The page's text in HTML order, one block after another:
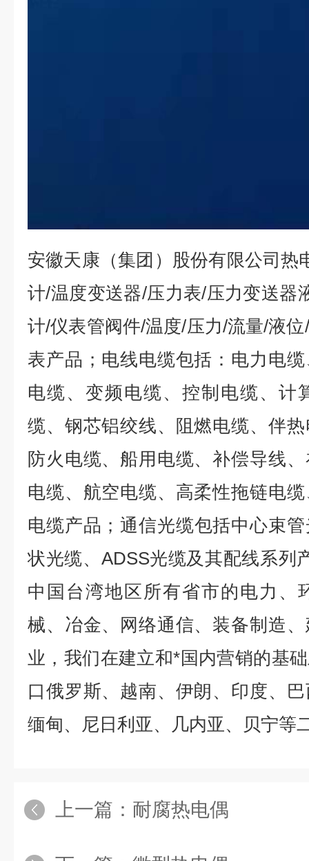
安徽天康（集团）股份有限公司热
计/温度变送器/压力表/压力变送器
计/仪表管阀件/温度/压力/流量/液
表产品；电线电缆包括：电力电
电缆、变频电缆、控制电缆、计
缆、钢芯铝绞线、阻燃电缆、伴
防火电缆、船用电缆、补偿导线
电缆、航空电缆、高柔性拖链电
电缆产品；通信光缆包括中心束
状光缆、ADSS光缆及其配线系列
中国台湾地区所有省市的电力、
械、冶金、网络通信、装备制造
业，我们在建立和*国内营销的基
口俄罗斯、越南、伊朗、印度、
缅甸、尼日利亚、几内亚、贝宁等
上一篇： 耐腐热电偶